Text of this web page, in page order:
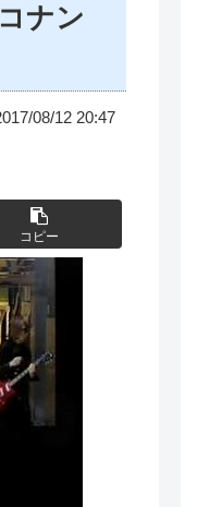
ナン
08/12 20:47
コピー